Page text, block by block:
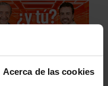
Acerca de las cookies